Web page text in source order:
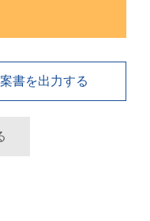
書を出力する